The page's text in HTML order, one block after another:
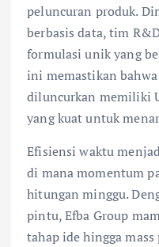
peluncuran produk.
berbasis data, tim
formulasi unik yang
ini memastikan
diluncurkan memiliki
yang kuat untuk
Efisiensi waktu
di mana momentum
hitungan minggu.
pintu, Efba Group
tahap ide hingga